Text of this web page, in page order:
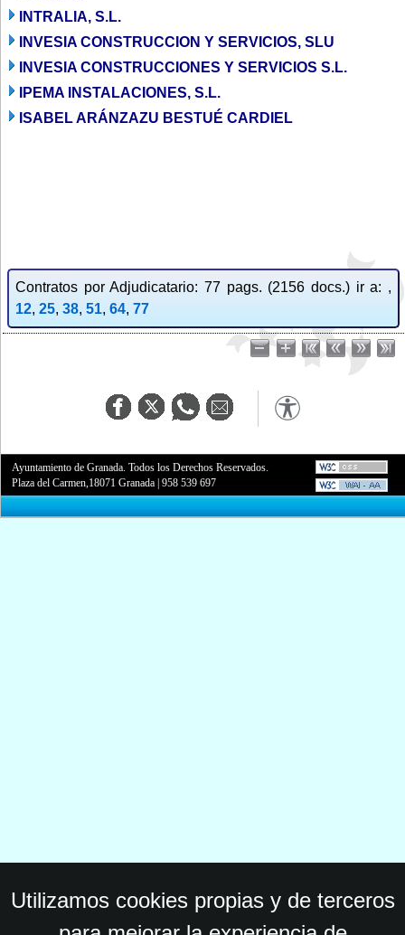
INTRALIA, S.L.
INVESIA CONSTRUCCION Y SERVICIOS, SLU
INVESIA CONSTRUCCIONES Y SERVICIOS S.L.
IPEMA INSTALACIONES, S.L.
ISABEL ARÁNZAZU BESTUÉ CARDIEL
Contratos por Adjudicatario: 77 pags. (2156 docs.) ir a: ,
12, 25, 38, 51, 64, 77
Ayuntamiento de Granada. Todos los Derechos Reservados.
Plaza del Carmen,18071 Granada |958 539 697
Utilizamos cookies propias y de terceros